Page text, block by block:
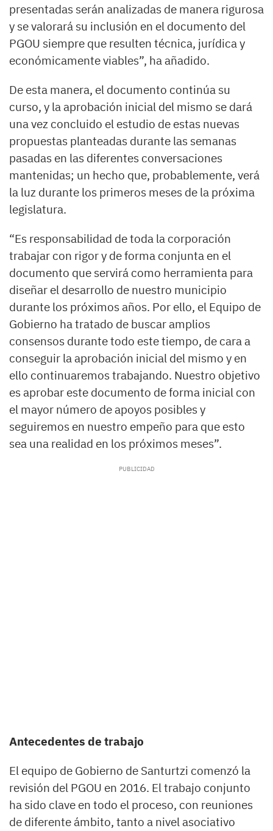
presentadas serán analizadas de manera rigurosa
y se valorará su inclusión en el documento del
PGOU siempre que resulten técnica, jurídica y
económicamente viables”, ha añadido.
De esta manera, el documento continúa su
curso, y la aprobación inicial del mismo se dará
una vez concluido el estudio de estas nuevas
propuestas planteadas durante las semanas
pasadas en las diferentes conversaciones
mantenidas; un hecho que, probablemente, verá
la luz durante los primeros meses de la próxima
legislatura.
“Es responsabilidad de toda la corporación
trabajar con rigor y de forma conjunta en el
documento que servirá como herramienta para
diseñar el desarrollo de nuestro municipio
durante los próximos años. Por ello, el Equipo de
Gobierno ha tratado de buscar amplios
consensos durante todo este tiempo, de cara a
conseguir la aprobación inicial del mismo y en
ello continuaremos trabajando. Nuestro objetivo
es aprobar este documento de forma inicial con
el mayor número de apoyos posibles y
seguiremos en nuestro empeño para que esto
sea una realidad en los próximos meses”.
Antecedentes de trabajo
El equipo de Gobierno de Santurtzi comenzó la
revisión del PGOU en 2016. El trabajo conjunto
ha sido clave en todo el proceso, con reuniones
de diferente ámbito, tanto a nivel asociativo